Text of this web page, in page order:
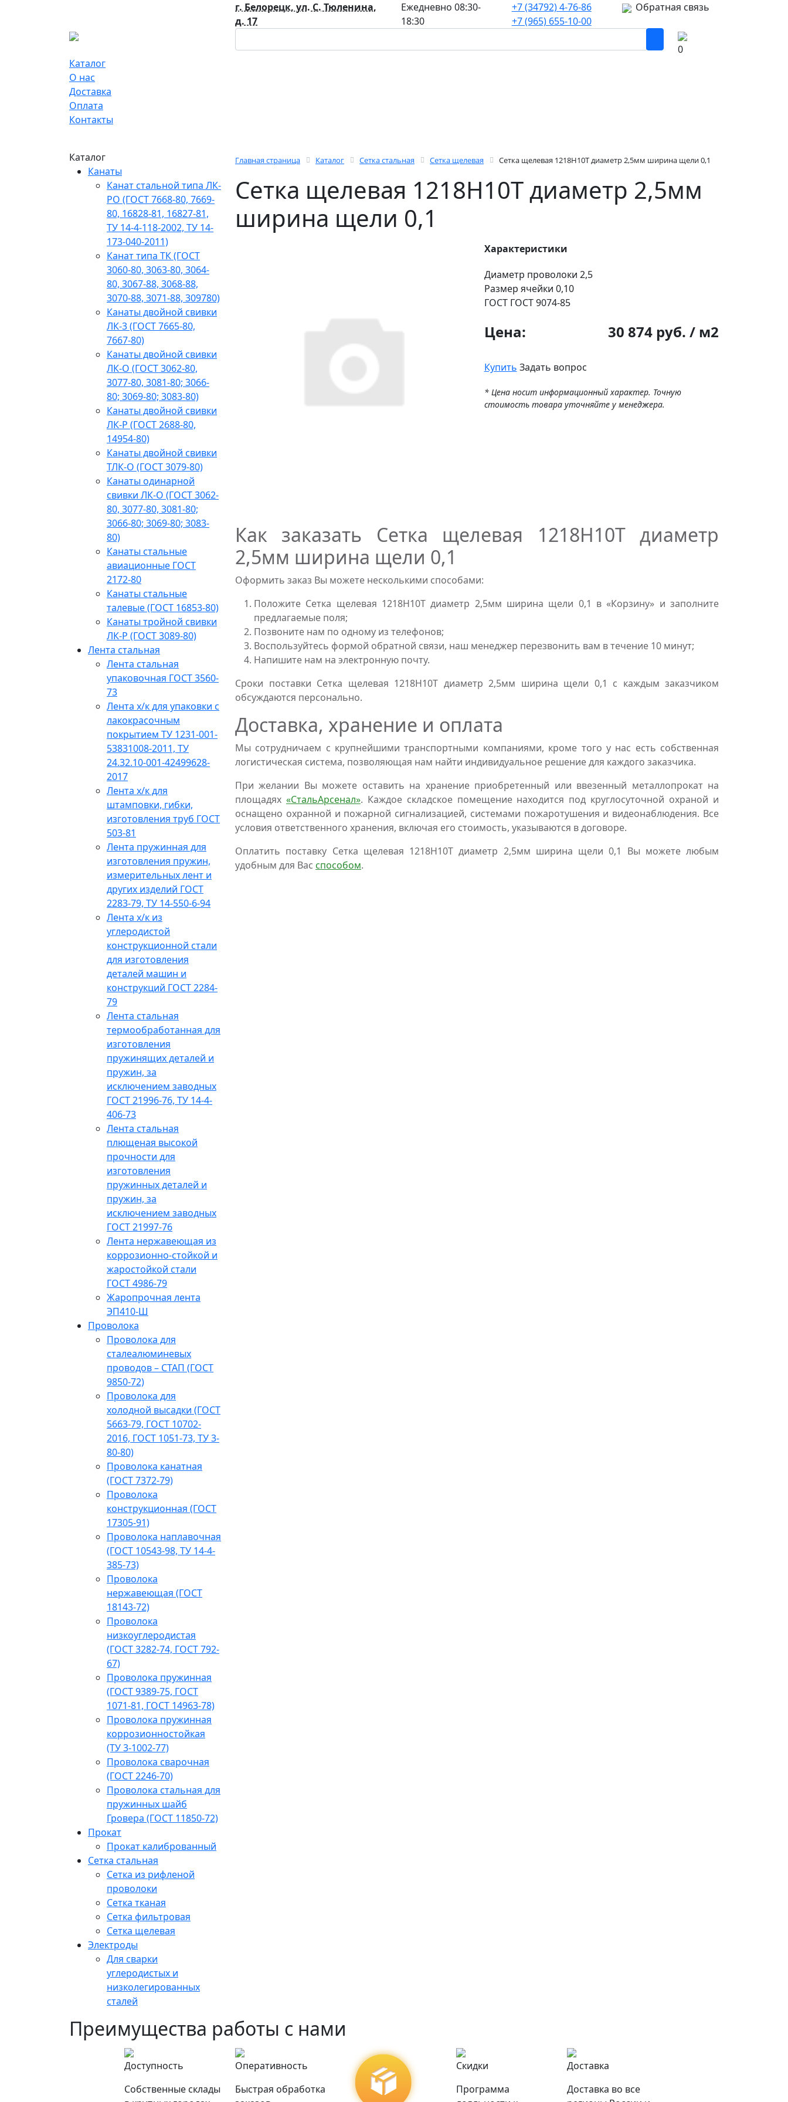
г. Белорецк, ул. С. Тюленина,
д. 17
Ежедневно 08:30-
18:30
+7 (34792) 4-76-86
+7 (965) 655-10-00
Обратная связь
0
Каталог
О нас
Доставка
Оплата
Контакты
Каталог
Канаты
Канат стальной типа ЛК-
РО (ГОСТ 7668-80, 7669-
80, 16828-81, 16827-81,
ТУ 14-4-118-2002, ТУ 14-
173-040-2011)
Канат типа ТК (ГОСТ
3060-80, 3063-80, 3064-
80, 3067-88, 3068-88,
3070-88, 3071-88, 309780)
Канаты двойной свивки
ЛК-3 (ГОСТ 7665-80,
7667-80)
Канаты двойной свивки
ЛК-О (ГОСТ 3062-80,
3077-80, 3081-80; 3066-
80; 3069-80; 3083-80)
Канаты двойной свивки
ЛК-Р (ГОСТ 2688-80,
14954-80)
Канаты двойной свивки
ТЛК-О (ГОСТ 3079-80)
Канаты одинарной
свивки ЛК-О (ГОСТ 3062-
80, 3077-80, 3081-80;
3066-80; 3069-80; 3083-
80)
Канаты стальные
авиационные ГОСТ
2172-80
Канаты стальные
талевые (ГОСТ 16853-80)
Канаты тройной свивки
ЛК-Р (ГОСТ 3089-80)
Лента стальная
Лента стальная
упаковочная ГОСТ 3560-
73
Лента х/к для упаковки с
лакокрасочным
покрытием ТУ 1231-001-
53831008-2011, ТУ
24.32.10-001-42499628-
2017
Лента х/к для
штамповки, гибки,
изготовления труб ГОСТ
503-81
Лента пружинная для
изготовления пружин,
измерительных лент и
других изделий ГОСТ
2283-79, ТУ 14-550-6-94
Лента х/к из
углеродистой
конструкционной стали
для изготовления
деталей машин и
конструкций ГОСТ 2284-
79
Лента стальная
термообработанная для
изготовления
пружинящих деталей и
пружин, за
исключением заводных
ГОСТ 21996-76, ТУ 14-4-
406-73
Лента стальная
плющеная высокой
прочности для
изготовления
пружинных деталей и
пружин, за
исключением заводных
ГОСТ 21997-76
Лента нержавеющая из
коррозионно-стойкой и
жаростойкой стали
ГОСТ 4986-79
Жаропрочная лента
ЭП410-Ш
Проволока
Проволока для
сталеалюминевых
проводов – СТАП (ГОСТ
9850-72)
Проволока для
холодной высадки (ГОСТ
5663-79, ГОСТ 10702-
2016, ГОСТ 1051-73, ТУ 3-
80-80)
Проволока канатная
(ГОСТ 7372-79)
Проволока
конструкционная (ГОСТ
17305-91)
Проволока наплавочная
(ГОСТ 10543-98, ТУ 14-4-
385-73)
Проволока
нержавеющая (ГОСТ
18143-72)
Проволока
низкоуглеродистая
(ГОСТ 3282-74, ГОСТ 792-
67)
Проволока пружинная
(ГОСТ 9389-75, ГОСТ
1071-81, ГОСТ 14963-78)
Проволока пружинная
коррозионностойкая
(ТУ 3-1002-77)
Проволока сварочная
(ГОСТ 2246-70)
Проволока стальная для
пружинных шайб
Гровера (ГОСТ 11850-72)
Прокат
Прокат калиброванный
Сетка стальная
Сетка из рифленой
проволоки
Сетка тканая
Сетка фильтровая
Сетка щелевая
Электроды
Для сварки
углеродистых и
низколегированных
сталей
Главная страница Каталог Сетка стальная Сетка щелевая Сетка щелевая 1218Н10Т диаметр 2,5мм ширина щели 0,1
Сетка щелевая 1218Н10Т диаметр 2,5мм
ширина щели 0,1
Характеристики
Диаметр проволоки 2,5
Размер ячейки 0,10
ГОСТ ГОСТ 9074-85
Цена: 30 874 руб. / м2
Купить Задать вопрос
* Цена носит информационный характер. Точную
стоимость товара уточняйте у менеджера.
Как заказать Сетка щелевая 1218Н10Т диаметр
2,5мм ширина щели 0,1
Оформить заказ Вы можете несколькими способами:
Положите Сетка щелевая 1218Н10Т диаметр 2,5мм ширина щели 0,1 в «Корзину» и заполните
предлагаемые поля;
Позвоните нам по одному из телефонов;
Воспользуйтесь формой обратной связи, наш менеджер перезвонить вам в течение 10 минут;
Напишите нам на электронную почту.
Сроки поставки Сетка щелевая 1218Н10Т диаметр 2,5мм ширина щели 0,1 с каждым заказчиком
обсуждаются персонально.
Доставка, хранение и оплата
Мы сотрудничаем с крупнейшими транспортными компаниями, кроме того у нас есть собственная
логистическая система, позволяющая нам найти индивидуальное решение для каждого заказчика.
При желании Вы можете оставить на хранение приобретенный или ввезенный металлопрокат на
площадях «СтальАрсенал». Каждое складское помещение находится под круглосуточной охраной и
оснащено охранной и пожарной сигнализацией, системами пожаротушения и видеонаблюдения. Все
условия ответственного хранения, включая его стоимость, указываются в договоре.
Оплатить поставку Сетка щелевая 1218Н10Т диаметр 2,5мм ширина щели 0,1 Вы можете любым
удобным для Вас способом.
Преимущества работы с нами
Доступность
Собственные склады
Оперативность
Быстрая обработка
Скидки
Программа
Доставка
Доставка во все